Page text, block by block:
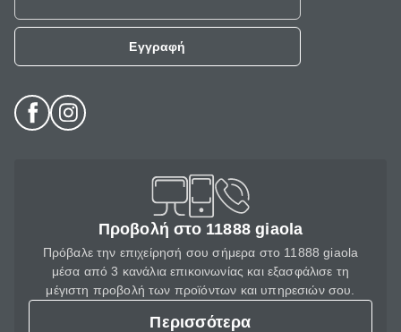
Εγγραφή
Προβολή στο 11888 giaola
Πρόβαλε την επιχείρησή σου σήμερα στο 11888 giaola
μέσα από 3 κανάλια επικοινωνίας και εξασφάλισε τη
μέγιστη προβολή των προϊόντων και υπηρεσιών σου.
Περισσότερα